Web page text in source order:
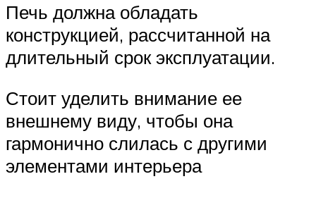
Печь должна обладать
конструкцией, рассчитанной на
длительный срок эксплуатации.
Стоит уделить внимание ее
внешнему виду, чтобы она
гармонично слилась с другими
элементами интерьера